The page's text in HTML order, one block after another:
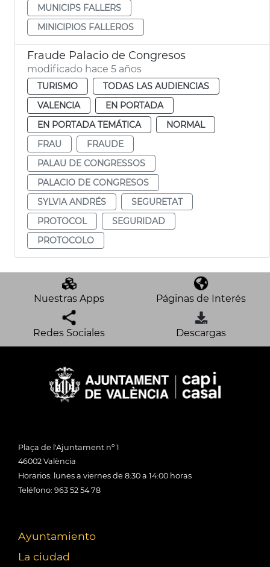
MUNICIPS FALLERS
MINICIPIOS FALLEROS
Fraude Palacio de Congresos
modificado hace 5 años
TURISMO
TODAS LAS AUDIENCIAS
VALENCIA
EN PORTADA
EN PORTADA TEMÁTICA
NORMAL
FRAU
FRAUDE
PALAU DE CONGRESSOS
PALACIO DE CONGRESOS
SYLVIA ANDRÉS
SEGURETAT
PROTOCOL
SEGURIDAD
PROTOCOLO
Nuestras Apps Páginas de Interés
Redes Sociales Descargas
Plaça de l'Ajuntament nº 1
46002 València
Horarios: lunes a viernes de 8:30 a 14:00 horas
Teléfono: 963 52 54 78
Ayuntamiento
La ciudad